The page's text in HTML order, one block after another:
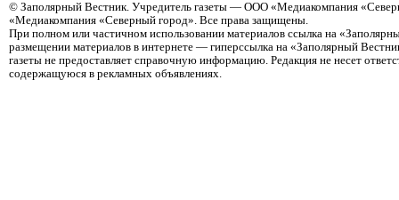
© Заполярный Вестник. Учредитель газеты — ООО «Медиакомпания
«Медиакомпания «Северный город». Все права защищены.
При полном или частичном использовании материалов ссылка на
размещении материалов в интернете — гиперссылка на «Заполярный
газеты не предоставляет справочную информацию. Редакция не несет
содержащуюся в рекламных объявлениях.